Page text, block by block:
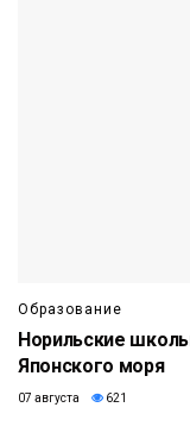
Образование
Норильские
Японского моря
07 августа 621